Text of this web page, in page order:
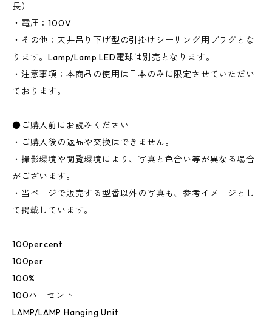
長）
・電圧：100V
・その他：天井吊り下げ型の引掛けシーリング用プラグとな
ります。Lamp/Lamp LED電球は別売となります。
・注意事項：本商品の使用は日本のみに限定させていただい
ております。
●ご購入前にお読みください
・ご購入後の返品や交換はできません。
・撮影環境や閲覧環境により、写真と色合い等が異なる場合
がございます。
・当ページで販売する型番以外の写真も、参考イメージとし
て掲載しています。
100percent
100per
100%
100パーセント
LAMP/LAMP Hanging Unit